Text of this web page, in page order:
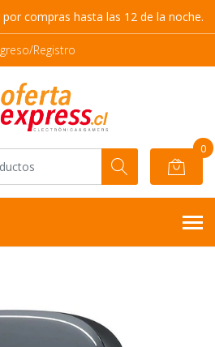
compras hasta las 12 de la noche.
Registro
0